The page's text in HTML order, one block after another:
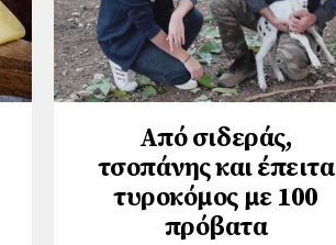
Από σιδεράς,
τσοπάνης και έπειτα
τυροκόμος με 100
πρόβατα